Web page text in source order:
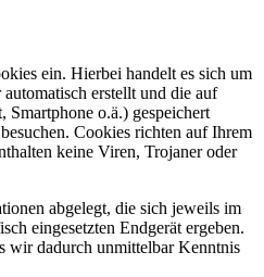
ein. Hierbei handelt es sich um
erstellt und die auf
o.ä.) gespeichert
Cookies richten auf Ihrem
keine Viren, Trojaner oder
abgelegt, die sich jeweils im
eingesetzten Endgerät ergeben.
wir dadurch unmittelbar Kenntnis